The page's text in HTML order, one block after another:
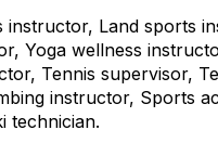
instructor, Land sports
Yoga wellness
Tennis supervisor,
instructor, Sports
technician.